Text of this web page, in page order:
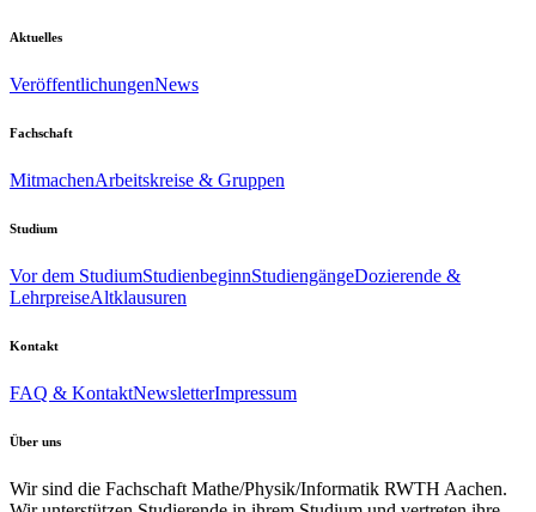
Aktuelles
VeröffentlichungenNews
Fachschaft
MitmachenArbeitskreise & Gruppen
Studium
Vor dem StudiumStudienbeginnStudiengängeDozierende &
LehrpreiseAltklausuren
Kontakt
FAQ & KontaktNewsletterImpressum
Über uns
Wir sind die Fachschaft Mathe/Physik/Informatik RWTH Aachen.